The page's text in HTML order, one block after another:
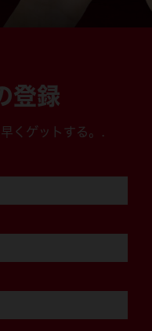
登録
くゲットする。.